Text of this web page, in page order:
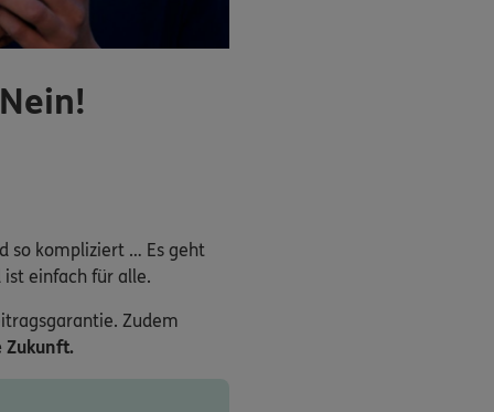
so kompliziert … Es geht
ist einfach für alle.
Zudem
Zukunft.